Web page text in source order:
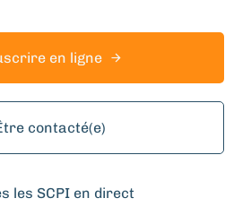
en ligne
contacté(e)
les SCPI en direct